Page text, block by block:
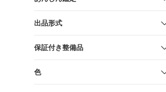
出品形式
保証付き整備品
色